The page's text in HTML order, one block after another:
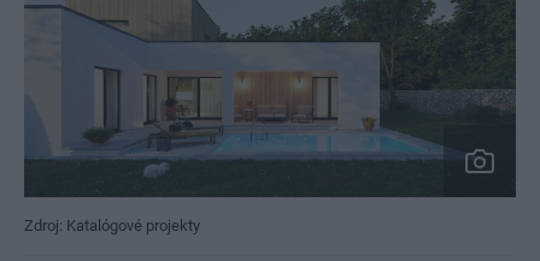
Zdroj: Katalógové projekty